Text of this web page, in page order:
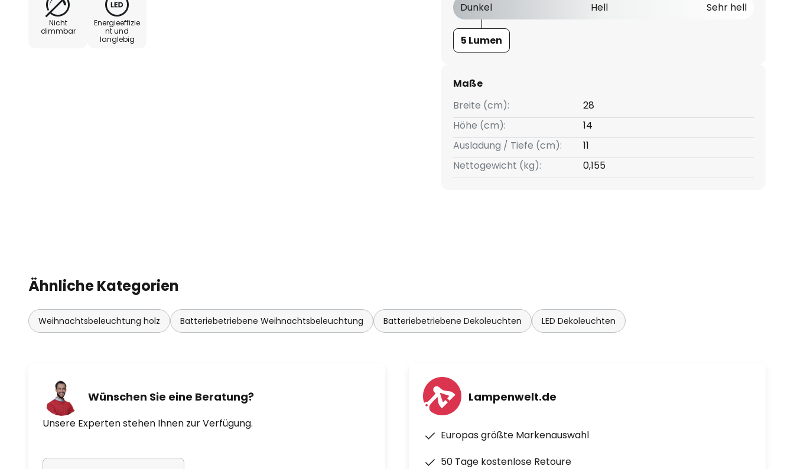
Nicht
dimmbar
Energieeffizie
nt und
langlebig
Dunkel
Hell Sehr hell
5 Lumen
Maße
Breite (cm):
28
Höhe (cm):
14
Ausladung / Tiefe (cm):
11
Nettogewicht (kg):
0,155
Ähnliche Kategorien
Weihnachtsbeleuchtung holz Batteriebetriebene Weihnachtsbeleuchtung Batteriebetriebene Dekoleuchten LED Dekoleuchten
Wünschen Sie eine Beratung?
Unsere Experten stehen Ihnen zur Verfügung.
Lampenwelt.de
Europas größte Markenauswahl
50 Tage kostenlose Retoure